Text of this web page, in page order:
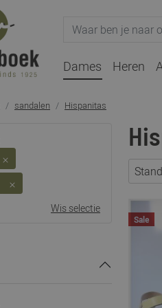
Dames Heren
sandalen Hispanitas
Wis selectie
Sale